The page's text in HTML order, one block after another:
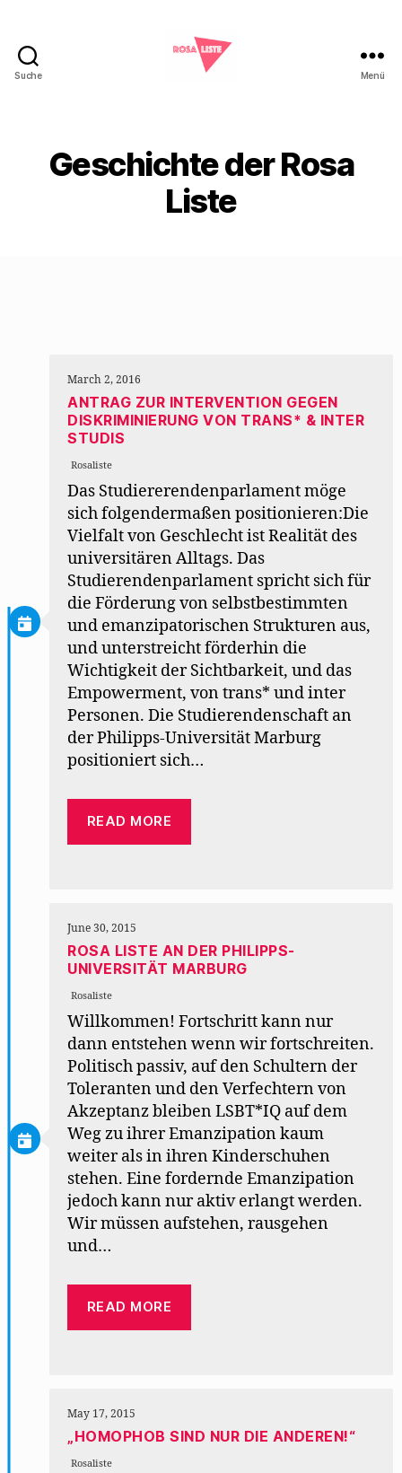
Suche Menü
Geschichte der Rosa
Liste
March 2, 2016
ANTRAG ZUR INTERVENTION GEGEN
DISKRIMINIERUNG VON TRANS* & INTER
STUDIS
Rosaliste
Das Studiererendenparlament möge
sich folgendermaßen positionieren:Die
Vielfalt von Geschlecht ist Realität des
universitären Alltags. Das
Studierendenparlament spricht sich für
die Förderung von selbstbestimmten
und emanzipatorischen Strukturen aus,
und unterstreicht förderhin die
Wichtigkeit der Sichtbarkeit, und das
Empowerment, von trans* und inter
Personen. Die Studierendenschaft an
der Philipps-Universität Marburg
positioniert sich…
READ MORE
June 30, 2015
ROSA LISTE AN DER PHILIPPS-
UNIVERSITÄT MARBURG
Rosaliste
Willkommen! Fortschritt kann nur
dann entstehen wenn wir fortschreiten.
Politisch passiv, auf den Schultern der
Toleranten und den Verfechtern von
Akzeptanz bleiben LSBT*IQ auf dem
Weg zu ihrer Emanzipation kaum
weiter als in ihren Kinderschuhen
stehen. Eine fordernde Emanzipation
jedoch kann nur aktiv erlangt werden.
Wir müssen aufstehen, rausgehen
und…
READ MORE
May 17, 2015
„HOMOPHOB SIND NUR DIE ANDEREN!“
Rosaliste